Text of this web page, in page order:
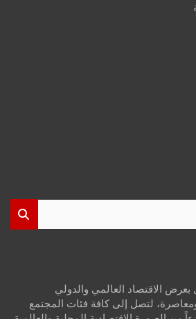
الاقتصاد العالمي والدولي
لتصل إلى كافة فئات المجتمع